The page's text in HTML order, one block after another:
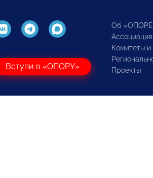
Вступи в «ОПОРУ»
Об
Комитеты
Проекты